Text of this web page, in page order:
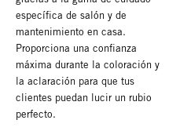
específica de salón y de
mantenimiento en casa.
Proporciona una confianza
máxima durante la coloración y
la aclaración para que tus
clientes puedan lucir un rubio
perfecto.